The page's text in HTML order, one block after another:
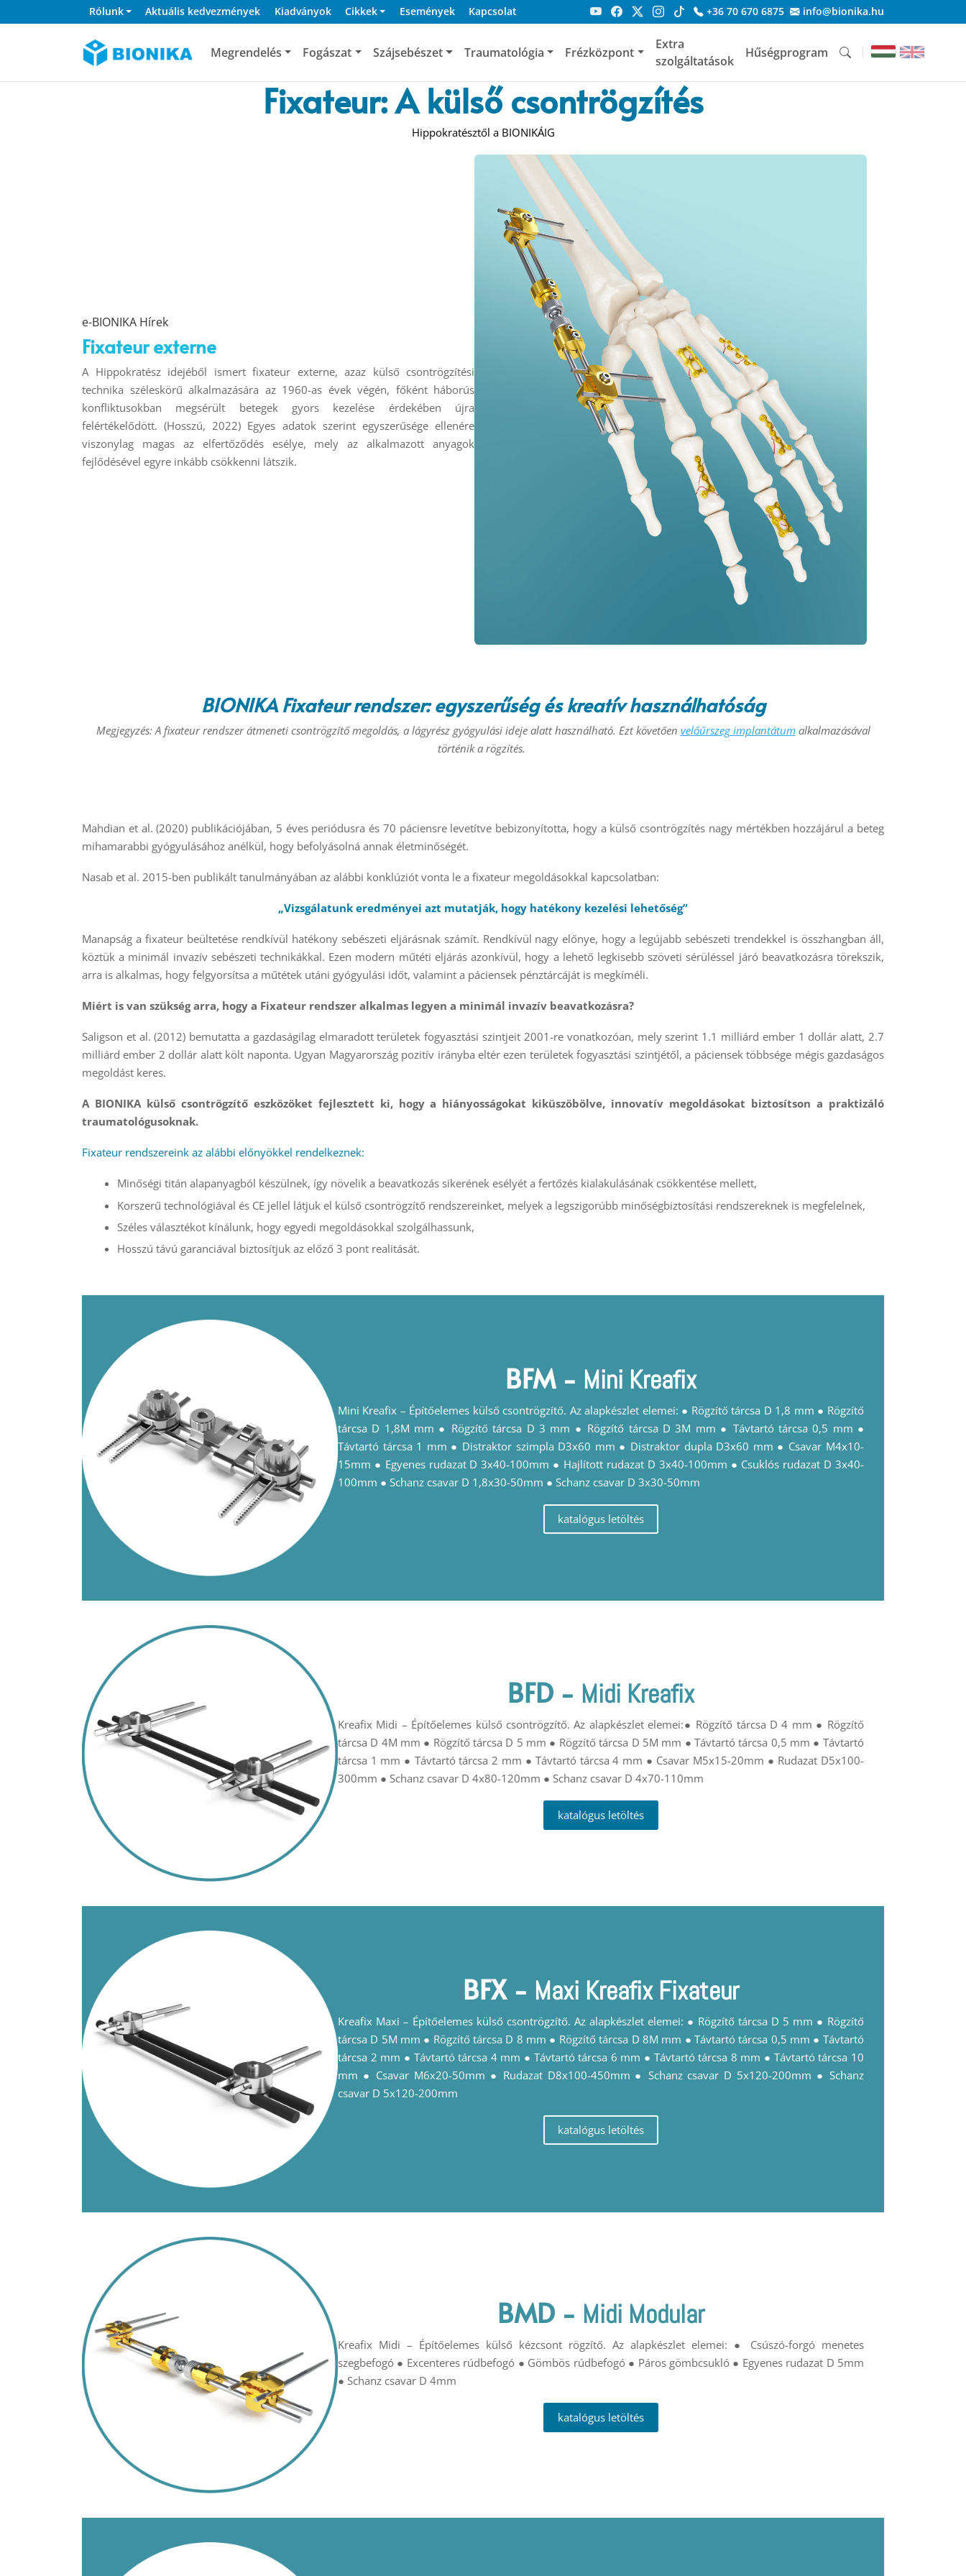
Rólunk Aktuális kedvezmények Kiadványok Cikkek Események Kapcsolat +36 70 670 6875 info@bionika.hu
Megrendelés Fogászat Szájsebészet Traumatológia Frézközpont
Extra
szolgáltatások
Hűségprogram
Fixateur: A külső csontrögzítés
Hippokratésztől a BIONIKÁIG
e-BIONIKA Hírek
Fixateur externe
A Hippokratész idejéből ismert fixateur externe, azaz külső csontrögzítési
technika széleskörű alkalmazására az 1960-as évek végén, főként háborús
konfliktusokban megsérült betegek gyors kezelése érdekében újra
felértékelődött. (Hosszú, 2022) Egyes adatok szerint egyszerűsége ellenére
viszonylag magas az elfertőződés esélye, mely az alkalmazott anyagok
fejlődésével egyre inkább csökkenni látszik.
BIONIKA Fixateur rendszer: egyszerűség és kreatív használhatóság
Megjegyzés: A fixateur rendszer átmeneti csontrögzítő megoldás, a lágyrész gyógyulási ideje alatt használható. Ezt követően velőűrszeg implantátumalkalmazásával
történik a rögzítés.
Mahdian et al. (2020) publikációjában, 5 éves periódusra és 70 páciensre levetítve bebizonyította, hogy a külső csontrögzítés nagy mértékben hozzájárul a beteg
mihamarabbi gyógyulásához anélkül, hogy befolyásolná annak életminőségét.
Nasab et al. 2015-ben publikált tanulmányában az alábbi konklúziót vonta le a fixateur megoldásokkal kapcsolatban:
„Vizsgálatunk eredményei azt mutatják, hogy hatékony kezelési lehetőség”
Manapság a fixateur beültetése rendkívül hatékony sebészeti eljárásnak számít. Rendkívül nagy előnye, hogy a legújabb sebészeti trendekkel is összhangban áll,
köztük a minimál invazív sebészeti technikákkal. Ezen modern műtéti eljárás azonkívül, hogy a lehető legkisebb szöveti sérüléssel járó beavatkozásra törekszik,
arra is alkalmas, hogy felgyorsítsa a műtétek utáni gyógyulási időt, valamint a páciensek pénztárcáját is megkíméli.
Miért is van szükség arra, hogy a Fixateur rendszer alkalmas legyen a minimál invazív beavatkozásra?
Saligson et al. (2012) bemutatta a gazdaságilag elmaradott területek fogyasztási szintjeit 2001-re vonatkozóan, mely szerint 1.1 milliárd ember 1 dollár alatt, 2.7
milliárd ember 2 dollár alatt költ naponta. Ugyan Magyarország pozitív irányba eltér ezen területek fogyasztási szintjétől, a páciensek többsége mégis gazdaságos
megoldást keres.
A BIONIKA külső csontrögzítő eszközöket fejlesztett ki, hogy a hiányosságokat kiküszöbölve, innovatív megoldásokat biztosítson a praktizáló
traumatológusoknak.
Fixateur rendszereink az alábbi előnyökkel rendelkeznek:
Minőségi titán alapanyagból készülnek, így növelik a beavatkozás sikerének esélyét a fertőzés kialakulásának csökkentése mellett,
Korszerű technológiával és CE jellel látjuk el külső csontrögzítő rendszereinket, melyek a legszigorúbb minőségbiztosítási rendszereknek is megfelelnek,
Széles választékot kínálunk, hogy egyedi megoldásokkal szolgálhassunk,
Hosszú távú garanciával biztosítjuk az előző 3 pont realitását.
BFM- Mini Kreafix
Mini Kreafix – Építőelemes külső csontrögzítő. Az alapkészlet elemei: ● Rögzítő tárcsa D 1,8 mm ● Rögzítő
tárcsa D 1,8M mm ● Rögzítő tárcsa D 3 mm ● Rögzítő tárcsa D 3M mm ● Távtartó tárcsa 0,5 mm ●
Távtartó tárcsa 1 mm ● Distraktor szimpla D3x60 mm ● Distraktor dupla D3x60 mm ● Csavar M4x10-
15mm ● Egyenes rudazat D 3x40-100mm ● Hajlított rudazat D 3x40-100mm ● Csuklós rudazat D 3x40-
100mm ● Schanz csavar D 1,8x30-50mm ● Schanz csavar D 3x30-50mm
katalógus letöltés
BFD- Midi Kreafix
Kreafix Midi – Építőelemes külső csontrögzítő. Az alapkészlet elemei:● Rögzítő tárcsa D 4 mm ● Rögzítő
tárcsa D 4M mm ● Rögzítő tárcsa D 5 mm ● Rögzítő tárcsa D 5M mm ● Távtartó tárcsa 0,5 mm ● Távtartó
tárcsa 1 mm ● Távtartó tárcsa 2 mm ● Távtartó tárcsa 4 mm ● Csavar M5x15-20mm ● Rudazat D5x100-
300mm ● Schanz csavar D 4x80-120mm ● Schanz csavar D 4x70-110mm
katalógus letöltés
BFX- Maxi Kreafix Fixateur
Kreafix Maxi – Építőelemes külső csontrögzítő. Az alapkészlet elemei: ● Rögzítő tárcsa D 5 mm ● Rögzítő
tárcsa D 5M mm ● Rögzítő tárcsa D 8 mm ● Rögzítő tárcsa D 8M mm ● Távtartó tárcsa 0,5 mm ● Távtartó
tárcsa 2 mm ● Távtartó tárcsa 4 mm ● Távtartó tárcsa 6 mm ● Távtartó tárcsa 8 mm ● Távtartó tárcsa 10
mm ● Csavar M6x20-50mm ● Rudazat D8x100-450mm ● Schanz csavar D 5x120-200mm ● Schanz
csavar D 5x120-200mm
katalógus letöltés
BMD- Midi Modular
Kreafix Midi – Építőelemes külső kézcsont rögzítő. Az alapkészlet elemei: ● Csúszó-forgó menetes
szegbefogó ● Excenteres rúdbefogó ● Gömbös rúdbefogó ● Páros gömbcsukló ● Egyenes rudazat D 5mm
● Schanz csavar D 4mm
katalógus letöltés